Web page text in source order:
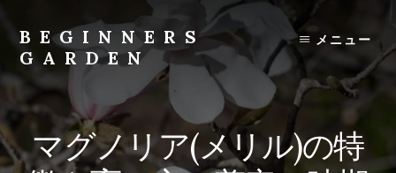
content
BEGINNERS
GARDEN
植
物
の
種
類
メニュー
マグノリア(メリル)の特